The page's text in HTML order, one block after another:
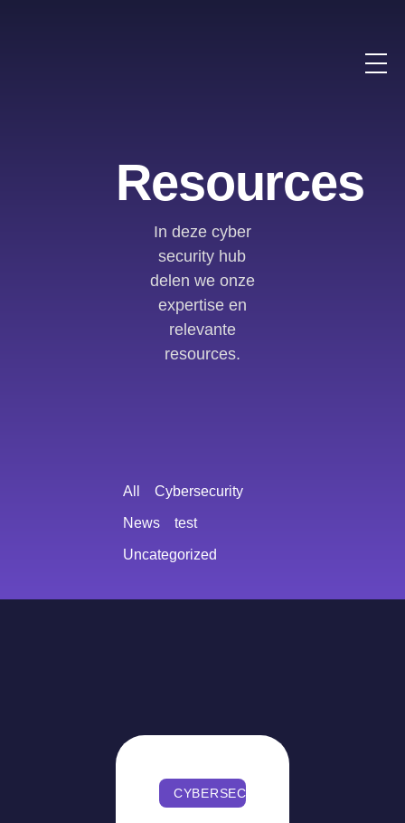
Resources
In deze cyber
security hub
delen we onze
expertise en
relevante
resources.
Cybersecurity
News test
Uncategorized
All
CYBERSECURITY